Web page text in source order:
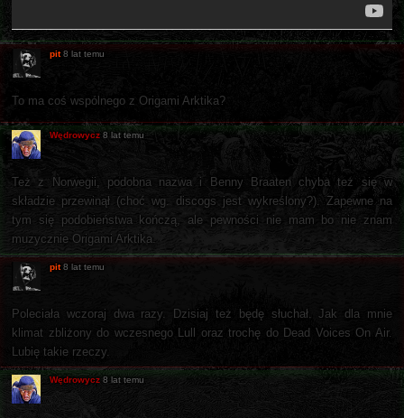
pit 8 lat temu
To ma coś wspólnego z Origami Arktika?
Wędrowycz 8 lat temu
Też z Norwegii, podobna nazwa i Benny Braaten chyba też się w
składzie przewinął (choć wg. discogs jest wykreślony?). Zapewne na
tym się podobieństwa kończą, ale pewności nie mam bo nie znam
muzycznie Origami Arktika.
pit 8 lat temu
Poleciała wczoraj dwa razy. Dzisiaj też będę słuchał. Jak dla mnie
klimat zbliżony do wczesnego Lull oraz trochę do Dead Voices On Air.
Lubię takie rzeczy.
Wędrowycz 8 lat temu